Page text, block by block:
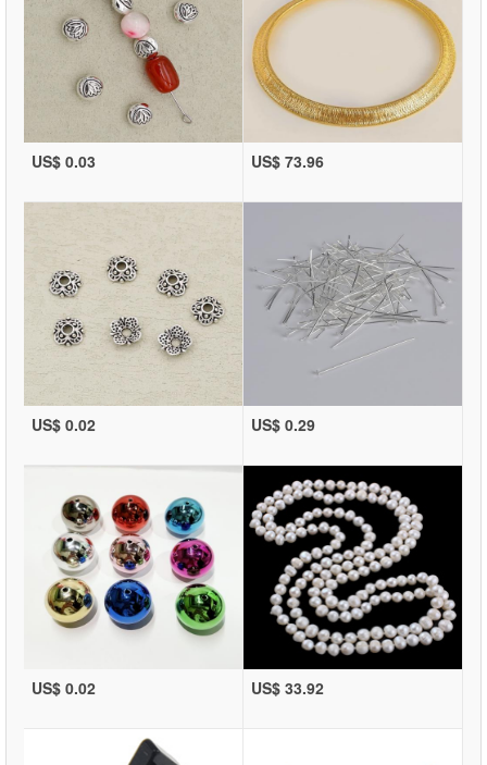
US$ 0.03 US$ 73.96
US$ 0.02 US$ 0.29
US$ 0.02 US$ 33.92